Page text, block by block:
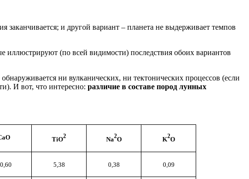
и другой вариант – планета не выдерживает темпов
иллюстрируют (по всей видимости) последствия обоих вариантов
ни вулканических, ни тектонических процессов (если
И вот, что интересно: различие в составе пород лунных
TiO2 Na2O K2O
5,38 0,38 0,09